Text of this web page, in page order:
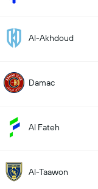
Al-Akhdoud
Damac
Al Fateh
Al-Taawon